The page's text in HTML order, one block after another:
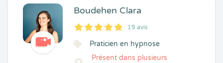
Boudehen Clara
5
1
5
19 19 avis
Praticien en hypnose
Présent dans plusieurs